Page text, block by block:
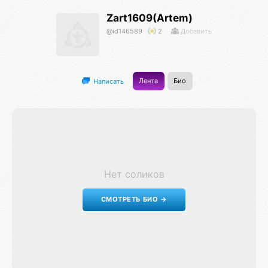
Zart1609(Artem)
@id146589 2 Добавить
Написать Лента Био
Нет соликов
СМОТРЕТЬ БИО →